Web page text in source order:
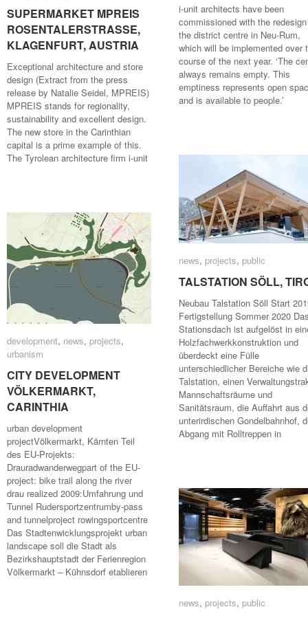
i-unit architects have been
commissioned with the
the district centre in Neu-Rum,
which will be implemented over
course of the next year. ‘The
always remains empty. This
emptiness represents open
and is available to people.’
SUPERMARKET MPREIS
ROSENTALERSTRASSE,
KLAGENFURT, AUSTRIA
Exceptional architecture and store
design (Extract from the press
release by Natalie Seidel, MPREIS)
MPREIS stands for regionality,
sustainability and excellent design.
The new store in the Carinthian
capital is a prime example of this.
The Tyrolean architecture firm i-unit
SUPERMARKET MPREIS
ROSENTALERSTRASSE,
KLAGENFURT, AUSTRIA
news, projects, public
TALSTATION SÖLL,
Neubau Talstation Söll Start
Fertigstellung Sommer 2020
Stationsdach ist aufgelöst in
Holzfachwerkkonstruktion und
überdeckt eine Fülle
unterschiedlicher Bereiche wie
Talstation, einen
Mannschaftsräume und
Sanitätsraum, die Auffahrt aus
unterirdischen Gondelbahnhof,
Abgang mit Rolltreppen in
news projects public
TALSTATION SÖLL,
development, news, projects,
urbanism
CITY DEVELOPMENT
VÖLKERMARKT,
CARINTHIA
urban development
projectVölkermarkt, Kärnten Teil
des EU-Projekts:
Drauradwanderwegpart of the EU-
project: bike trail along the river
drau realized 2009:Umfahrung und
Tunnel Rudersportzentrumby-pass
and tunnelproject rowingsportcentre
Das Stadtenwicklungsprojekt urban
landscape soll die Stadt als
Bezirkshauptstadt der Ferienregion
Völkermarkt – Kühnsdorf etablieren
development news projects
urbanism
CITY DEVELOPMENT
VÖLKERMARKT,
CARINTHIA
news, projects, public
news projects public